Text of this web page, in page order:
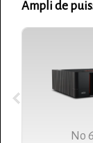
Ampli de
No